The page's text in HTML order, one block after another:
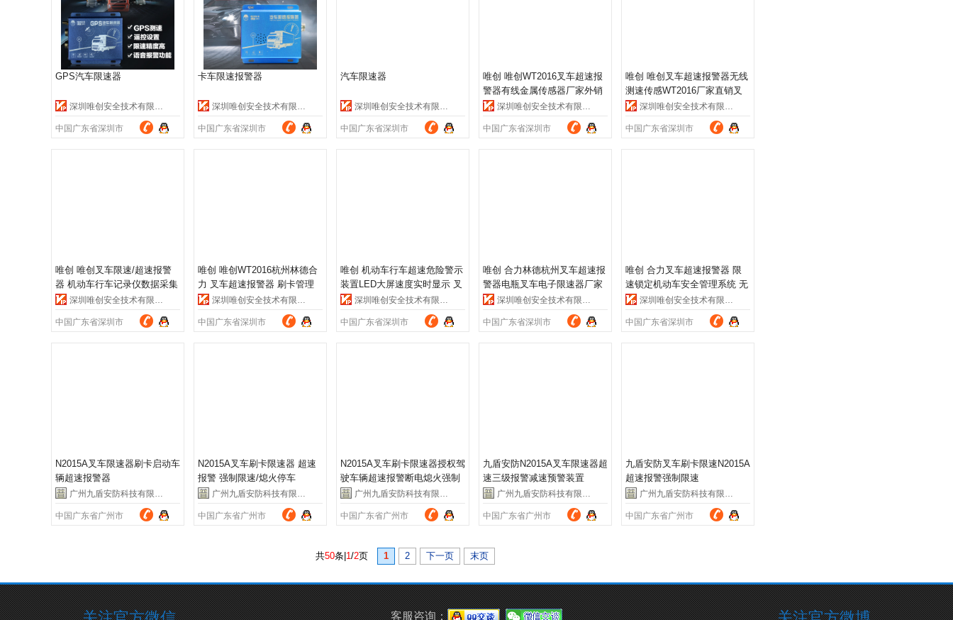
GPS汽车限速器
深圳唯创安全技术有限公司
中国广东省深圳市
卡车限速报警器
深圳唯创安全技术有限公司
中国广东省深圳市
汽车限速器
深圳唯创安全技术有限公司
中国广东省深圳市
唯创 唯创WT2016叉车超速报
警器有线金属传感器厂家外销
东南亚限速报警
深圳唯创安全技术有限公司
中国广东省深圳市
唯创 唯创叉车超速报警器无线
测速传感WT2016厂家直销叉
车通用限速报警
深圳唯创安全技术有限公司
中国广东省深圳市
唯创 唯创叉车限速/超速报警
器 机动车行车记录仪数据采集
安全管理系统
深圳唯创安全技术有限公司
中国广东省深圳市
唯创 唯创WT2016杭州林德合
力 叉车超速报警器 刷卡管理
机动车限速装置
深圳唯创安全技术有限公司
中国广东省深圳市
唯创 机动车行车超速危险警示
装置LED大屏速度实时显示 叉
车限速报警器
深圳唯创安全技术有限公司
中国广东省深圳市
唯创 合力林德杭州叉车超速报
警器电瓶叉车电子限速器厂家
直销三级报警
深圳唯创安全技术有限公司
中国广东省深圳市
唯创 合力叉车超速报警器 限
速锁定机动车安全管理系统 无
线测速WT2016
深圳唯创安全技术有限公司
中国广东省深圳市
N2015A叉车限速器刷卡启动车
辆超速报警器
广州九盾安防科技有限公司
中国广东省广州市
N2015A叉车刷卡限速器 超速
报警 强制限速/熄火停车
广州九盾安防科技有限公司
中国广东省广州市
N2015A叉车刷卡限速器授权驾
驶车辆超速报警断电熄火强制
限速广州九盾安防科技有限公司
中国广东省广州市
九盾安防N2015A叉车限速器超
速三级报警减速预警装置
广州九盾安防科技有限公司
中国广东省广州市
九盾安防叉车刷卡限速N2015A
超速报警强制限速
广州九盾安防科技有限公司
中国广东省广州市
共50条| 1/2页 1 2 下一页 末页
客服咨询：